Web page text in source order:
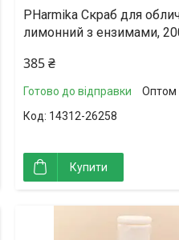
PHarmika Скраб для
лимонний з ензимами,
385 ₴
Готово до відправки
Оптом
14312-26258
Купити